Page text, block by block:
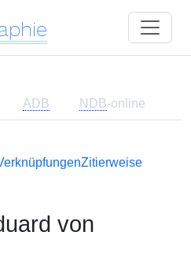
ADB NDB-online
Zitierweise
von